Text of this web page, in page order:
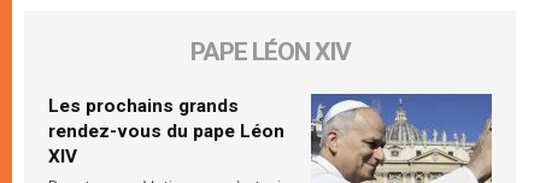
PAPE LÉON XIV
Les prochains grands
rendez-vous du pape Léon
XIV